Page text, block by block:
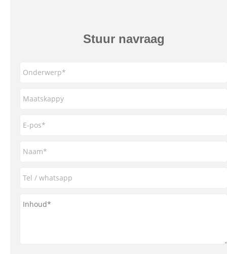
Stuur navraag